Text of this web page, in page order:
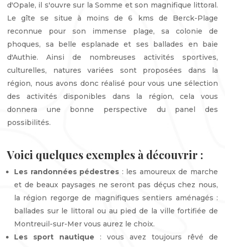
d'Opale, il s'ouvre sur la Somme et son magnifique littoral.
Le gîte se situe à moins de 6 kms de Berck-Plage
reconnue pour son immense plage, sa colonie de
phoques, sa belle esplanade et ses ballades en baie
d'Authie. Ainsi de nombreuses activités sportives,
culturelles, natures variées sont proposées dans la
région, nous avons donc réalisé pour vous une sélection
des activités disponibles dans la région, cela vous
donnera une bonne perspective du panel des
possibilités.
Voici quelques exemples à découvrir :
Les randonnées pédestres : les amoureux de marche
et de beaux paysages ne seront pas déçus chez nous,
la région regorge de magnifiques sentiers aménagés :
ballades sur le littoral ou au pied de la ville fortifiée de
Montreuil-sur-Mer vous aurez le choix.
Les sport nautique : vous avez toujours rêvé de